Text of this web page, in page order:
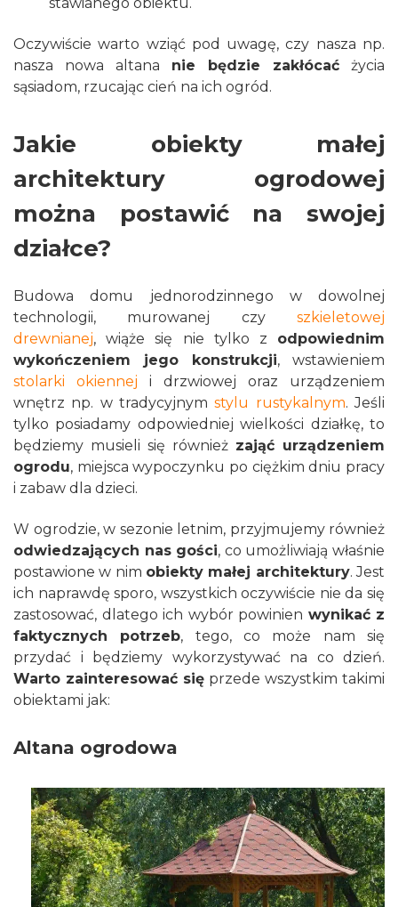
Oczywiście warto wziąć pod uwagę, czy nasza np.
nasza nowa altana nie będzie zakłócać życia
sąsiadom, rzucając cień na ich ogród.
Jakie obiekty małej
architektury ogrodowej
można postawić na swojej
działce?
Budowa domu jednorodzinnego w dowolnej
technologii, murowanej czy szkieletowej
drewnianej, wiąże się nie tylko z odpowiednim
wykończeniem jego konstrukcji, wstawieniem
stolarki okiennej i drzwiowej oraz urządzeniem
wnętrz np. w tradycyjnymstylu rustykalnym. Jeśli
tylko posiadamy odpowiedniej wielkości działkę, to
będziemy musieli się również zająć urządzeniem
ogrodu, miejsca wypoczynku po ciężkim dniu pracy
i zabaw dla dzieci.
W ogrodzie, w sezonie letnim, przyjmujemy również
odwiedzających nas gości, co umożliwiają właśnie
postawione w nim obiekty małej architektury. Jest
ich naprawdę sporo, wszystkich oczywiście nie da się
zastosować, dlatego ich wybór powinien wynikać z
faktycznych potrzeb, tego, co może nam się
przydać i będziemy wykorzystywać na co dzień.
Warto zainteresować się przede wszystkim takimi
obiektami jak:
Altana ogrodowa